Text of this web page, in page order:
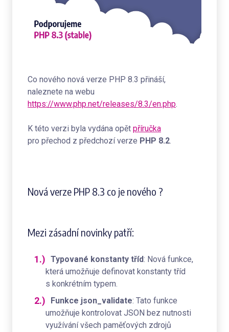
Co nového nová verze PHP 8.3 přináší,
naleznete na webu
https://www.php.net/releases/8.3/en.php.
K této verzi byla vydána opět příručka
pro přechod z předchozí verze PHP 8.2.
Nová verze PHP 8.3 co je nového ?
Mezi zásadní novinky patří:
Typované konstanty tříd: Nová funkce,
která umožňuje definovat konstanty tříd
s konkrétním typem.
Funkce json_validate: Tato funkce
umožňuje kontrolovat JSON bez nutnosti
využívání všech paměťových zdrojů